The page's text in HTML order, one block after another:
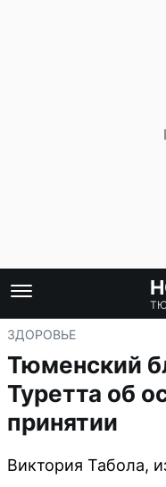
ЗДОРОВЬЕ
Тюменский
Туретта об
принятии
Виктория Табола,